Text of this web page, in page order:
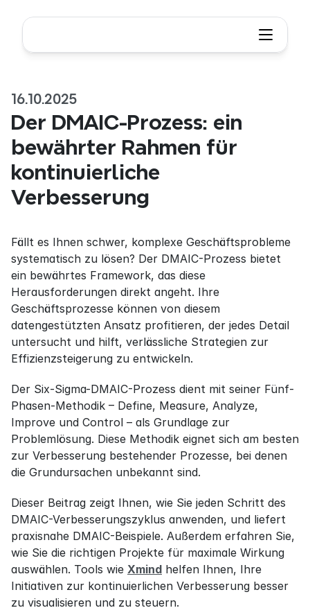
16.10.2025
Der DMAIC-Prozess: ein
bewährter Rahmen für
kontinuierliche
Verbesserung
Fällt es Ihnen schwer, komplexe Geschäftsprobleme
systematisch zu lösen? Der DMAIC-Prozess bietet
ein bewährtes Framework, das diese
Herausforderungen direkt angeht. Ihre
Geschäftsprozesse können von diesem
datengestützten Ansatz profitieren, der jedes Detail
untersucht und hilft, verlässliche Strategien zur
Effizienzsteigerung zu entwickeln.
Der Six-Sigma-DMAIC-Prozess dient mit seiner Fünf-
Phasen-Methodik – Define, Measure, Analyze,
Improve und Control – als Grundlage zur
Problemlösung. Diese Methodik eignet sich am besten
zur Verbesserung bestehender Prozesse, bei denen
die Grundursachen unbekannt sind.
Dieser Beitrag zeigt Ihnen, wie Sie jeden Schritt des
DMAIC-Verbesserungszyklus anwenden, und liefert
praxisnahe DMAIC-Beispiele. Außerdem erfahren Sie,
wie Sie die richtigen Projekte für maximale Wirkung
auswählen. Tools wie Xmind helfen Ihnen, Ihre
Initiativen zur kontinuierlichen Verbesserung besser
zu visualisieren und zu steuern.